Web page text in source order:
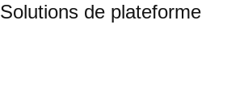
Solutions de plateforme